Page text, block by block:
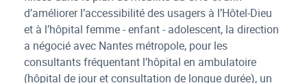
d’améliorer l’accessibilité des usagers à l’Hôtel-Dieu
et à l’hôpital femme - enfant - adolescent, la direction
a négocié avec Nantes métropole, pour les
consultants fréquentant l’hôpital en ambulatoire
(hôpital de jour et consultation de longue durée), un